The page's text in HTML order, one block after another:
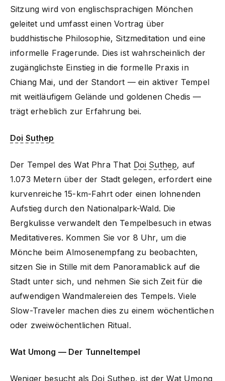
Sitzung wird von englischsprachigen Mönchen
geleitet und umfasst einen Vortrag über
buddhistische Philosophie, Sitzmeditation und eine
informelle Fragerunde. Dies ist wahrscheinlich der
zugänglichste Einstieg in die formelle Praxis in
Chiang Mai, und der Standort — ein aktiver Tempel
mit weitläufigem Gelände und goldenen Chedis —
trägt erheblich zur Erfahrung bei.
Doi Suthep
Der Tempel des Wat Phra That Doi Suthep, auf
1.073 Metern über der Stadt gelegen, erfordert eine
kurvenreiche 15-km-Fahrt oder einen lohnenden
Aufstieg durch den Nationalpark-Wald. Die
Bergkulisse verwandelt den Tempelbesuch in etwas
Meditativeres. Kommen Sie vor 8 Uhr, um die
Mönche beim Almosenempfang zu beobachten,
sitzen Sie in Stille mit dem Panoramablick auf die
Stadt unter sich, und nehmen Sie sich Zeit für die
aufwendigen Wandmalereien des Tempels. Viele
Slow-Traveler machen dies zu einem wöchentlichen
oder zweiwöchentlichen Ritual.
Wat Umong — Der Tunneltempel
Weniger besucht als Doi Suthep, ist der Wat Umong